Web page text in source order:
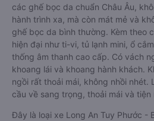
các ghế bọc da chuẩn Châu Âu,
hành trình xa, mà còn mát mẻ và
ghế bọc da bình thường. Kèm theo
hiện đại như ti-vi, tủ lạnh mini, ổ
thống âm thanh cao cấp. Có vách
khoang lái và khoang hành khách.
ngồi rất thoải mái, không nhồi nhét.
cầu về sang trọng, thoải mái và
Đây là loại xe Long An Tuy Phước -